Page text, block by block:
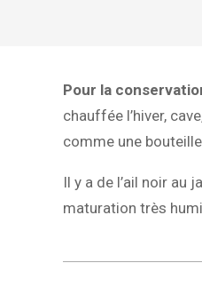
Pour la
chauffée l’hiver,
comme une
Il y a de l’ail noir au
maturation très